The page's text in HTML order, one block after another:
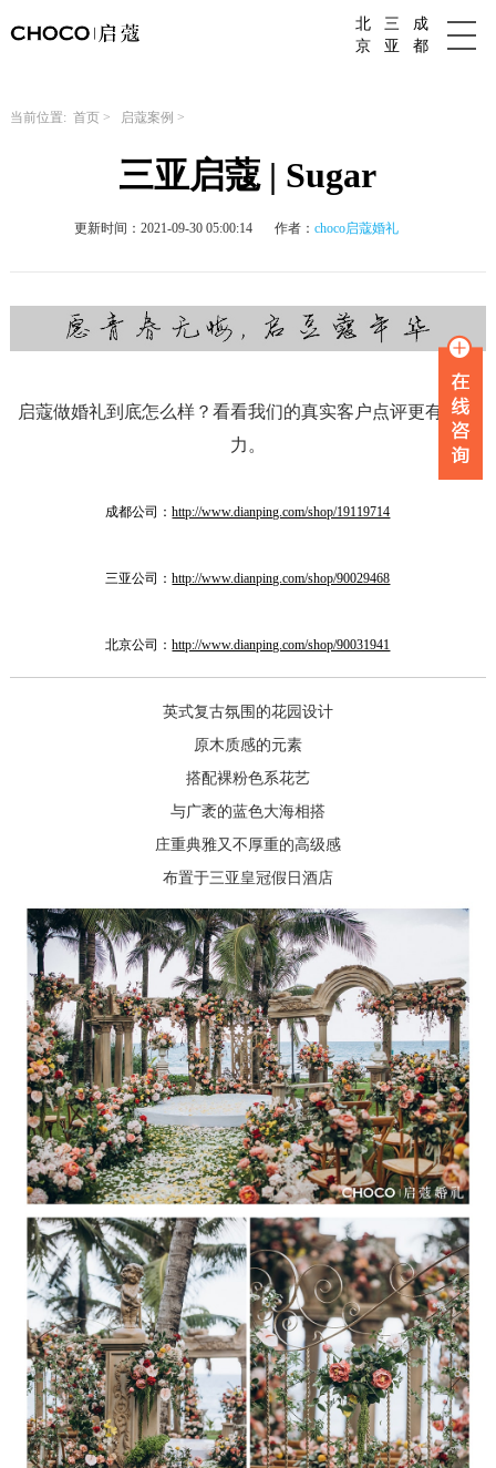
北
京
三
亚
成
都
当前位置: 首页> 启蔻案例 >
三亚启蔻 | Sugar
更新时间：2021-09-30 05:00:14 作者：choco启蔻婚礼
启蔻做婚礼到底怎么样？看看我们的真实客户点评更有说服
力。
成都公司：http://www.dianping.com/shop/19119714
三亚公司：http://www.dianping.com/shop/90029468
北京公司：http://www.dianping.com/shop/90031941
英式复古氛围的花园设计
原木质感的元素
搭配裸粉色系花艺
与广袤的蓝色大海相搭
庄重典雅又不厚重的高级感
布置于三亚皇冠假日酒店